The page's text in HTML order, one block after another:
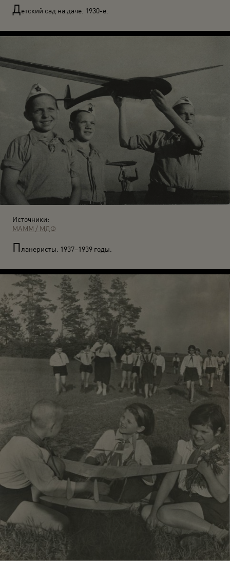
Детский сад на даче. 1930-е.
Источники:
МАММ / МДФ
Планеристы. 1937–1939 годы.